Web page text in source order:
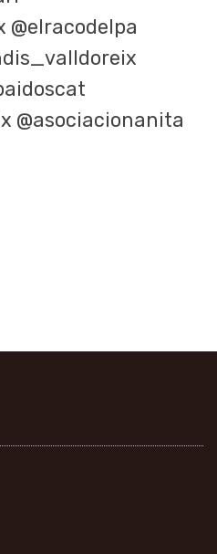
@elracodelpa
@asociacionanita